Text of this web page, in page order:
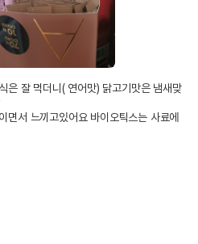
은 잘 먹더니( 연어맛) 닭고기맛은 냄새맞
면서 느끼고있어요 바이오틱스는 사료에